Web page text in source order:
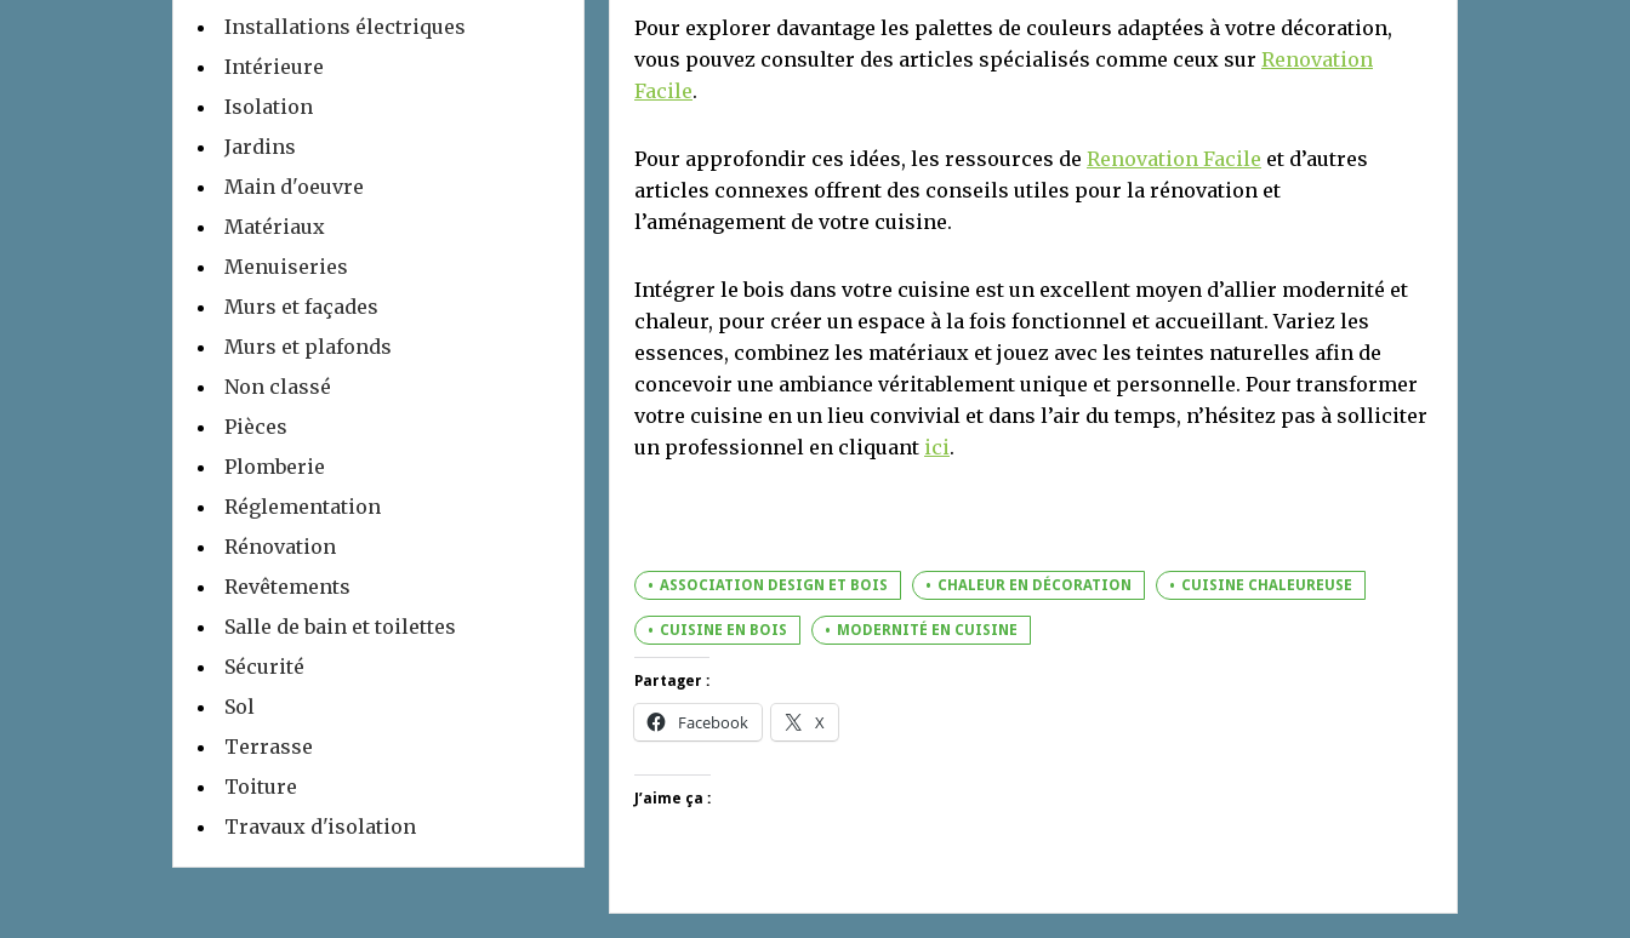
Pour explorer davantage les palettes de couleurs adaptées à votre décoration,
vous pouvez consulter des articles spécialisés comme ceux sur Renovation
Facile.
Pour approfondir ces idées, les ressources de Renovation Facile et d’autres
articles connexes offrent des conseils utiles pour la rénovation et
l’aménagement de votre cuisine.
Intégrer le bois dans votre cuisine est un excellent moyen d’allier modernité et
chaleur, pour créer un espace à la fois fonctionnel et accueillant. Variez les
essences, combinez les matériaux et jouez avec les teintes naturelles afin de
concevoir une ambiance véritablement unique et personnelle. Pour transformer
votre cuisine en un lieu convivial et dans l’air du temps, n’hésitez pas à solliciter
un professionnel en cliquant ici.
ASSOCIATION DESIGN ET BOIS CHALEUR EN DÉCORATION CUISINE CHALEUREUSE
CUISINE EN BOIS MODERNITÉ EN CUISINE
Partager :
Facebook X
J’aime ça :
Installations électriques
Intérieure
Isolation
Jardins
Main d'oeuvre
Matériaux
Menuiseries
Murs et façades
Murs et plafonds
Non classé
Pièces
Plomberie
Réglementation
Rénovation
Revêtements
Salle de bain et toilettes
Sécurité
Sol
Terrasse
Toiture
Travaux d'isolation